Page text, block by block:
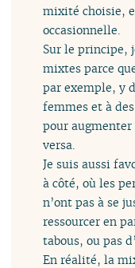
mixité choisie,
occasionnelle.
Sur le principe,
mixtes parce
par exemple, y
femmes et à
pour
versa.
Je suis aussi
à côté, où les
n’ont pas à se
ressourcer en
tabous, ou pas
En réalité, la